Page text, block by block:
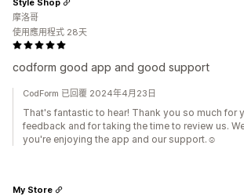
codform good app and good support
摩洛哥
使用應用程式 28天
CodForm 已回覆 2024年4月23日
That's fantastic to hear! Thank you so much for
feedback and for taking the time to review us.
you're enjoying the app and our support.☺️
My Store